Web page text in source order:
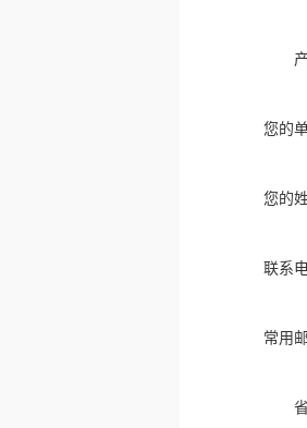
您的
您的
联系
常用